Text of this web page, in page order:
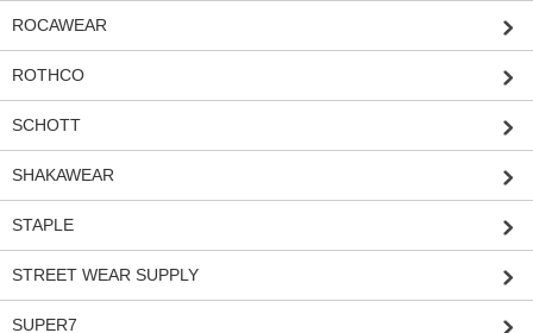
ROCAWEAR
ROTHCO
SCHOTT
SHAKAWEAR
STAPLE
STREET WEAR SUPPLY
SUPER7